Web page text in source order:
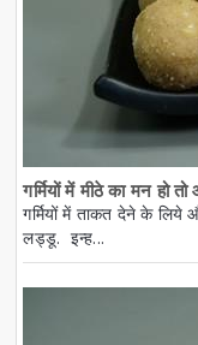
गर्मियों में मीठे का मन
गर्मियों में ताकत देने के
लड्डू. इन्ह...